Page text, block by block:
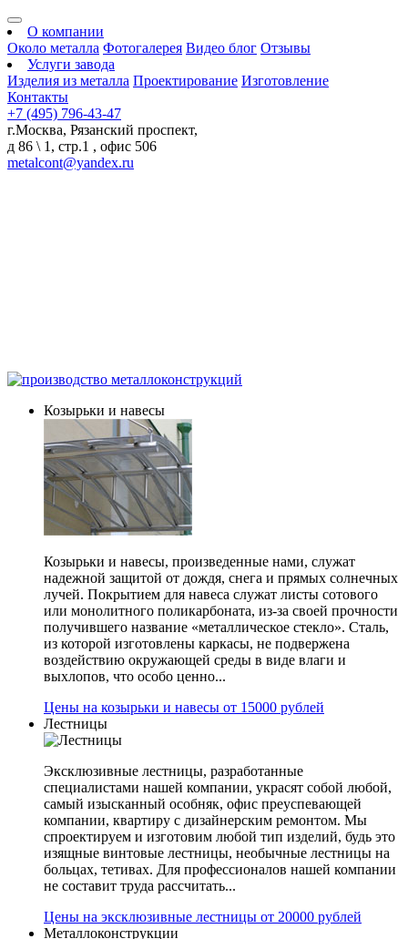
О компании
Около металла Фотогалерея Видео блог Отзывы
Услуги завода
Изделия из металла Проектирование Изготовление
Контакты
+7 (495) 796-43-47
г.Москва, Рязанский проспект,
д 86 \ 1, стр.1 , офис 506
metalcont@yandex.ru
Козырьки и навесы
Козырьки и навесы, произведенные нами, служат
надежной защитой от дождя, снега и прямых солнечных
лучей. Покрытием для навеса служат листы сотового
или монолитного поликарбоната, из-за своей прочности
получившего название «металлическое стекло». Сталь,
из которой изготовлены каркасы, не подвержена
воздействию окружающей среды в виде влаги и
выхлопов, что особо ценно...
Цены на козырьки и навесы от 15000 рублей
Лестницы
Эксклюзивные лестницы, разработанные
специалистами нашей компании, украсят собой любой,
самый изысканный особняк, офис преуспевающей
компании, квартиру с дизайнерским ремонтом. Мы
спроектируем и изготовим любой тип изделий, будь это
изящные винтовые лестницы, необычные лестницы на
больцах, тетивах. Для профессионалов нашей компании
не составит труда рассчитать...
Цены на эксклюзивные лестницы от 20000 рублей
Металлоконструкции